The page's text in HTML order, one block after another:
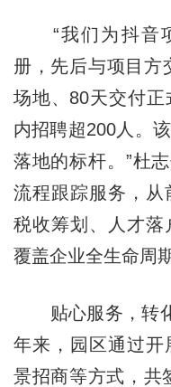
“我们为抖音项
册，先后与项目方
场地、80天交付正
内招聘超200人。
落地的标杆。”杜
流程跟踪服务，从
税收筹划、人才落
覆盖企业全生命周期
贴心服务，转化
年来，园区通过开
景招商等方式，共